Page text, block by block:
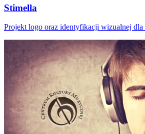
Stimella
Projekt logo oraz identyfikacji wizualnej dla